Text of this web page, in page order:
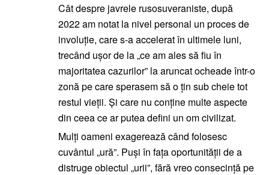
Cât despre javrele rusosuveraniste, după
2022 am notat la nivel personal un proces de
involuție, care s-a accelerat în ultimele luni,
trecând ușor de la „ce am ales să fiu în
majoritatea cazurilor” la aruncat ocheade într-o
zonă pe care sperasem să o țin sub cheie tot
restul vieții. Și care nu conține multe aspecte
din ceea ce ar putea defini un om civilizat.
Mulți oameni exagerează când folosesc
cuvântul „ură”. Puși în fața oportunității de a
distruge obiectul „urii”, fără vreo consecință pe